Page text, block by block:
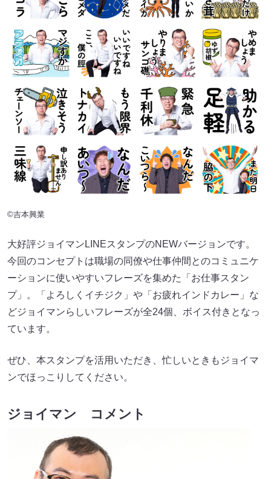
©吉本興業
大好評ジョイマンLINEスタンプのNEWバージョンです。
今回のコンセプトは職場の同僚や仕事仲間とのコミュニケ
ーションに使いやすいフレーズを集めた「お仕事スタン
プ」。「よろしくイチジク」や「お疲れインドカレー」な
どジョイマンらしいフレーズが全24個、ボイス付きとなっ
ています。
ぜひ、本スタンプを活用いただき、忙しいときもジョイマ
ンでほっこりしてください。
ジョイマン コメント